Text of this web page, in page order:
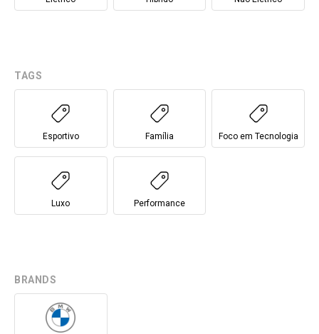
TAGS
Esportivo Família Foco em Tecnologia
Luxo Performance
BRANDS